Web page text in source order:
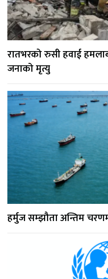
रातभरको रुसी हवाई
जनाको मृत्यु
हर्मुज सम्झौता अन्तिम